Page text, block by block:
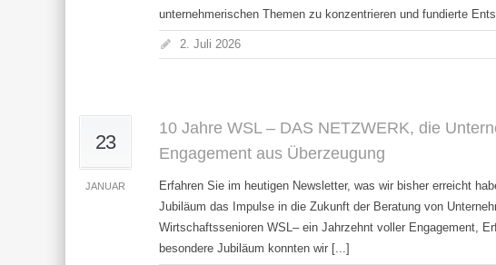
unternehmerischen Themen zu konzentrieren und fundierte
2. Juli 2026
23
JANUAR
10 Jahre WSL – DAS NETZWERK, die
Engagement aus Überzeugung
Erfahren Sie im heutigen Newsletter, was wir bisher erreicht
Jubiläum das Impulse in die Zukunft der Beratung von
Wirtschaftssenioren WSL– ein Jahrzehnt voller Engagement,
besondere Jubiläum konnten wir [...]